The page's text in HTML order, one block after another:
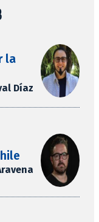
la
Díaz